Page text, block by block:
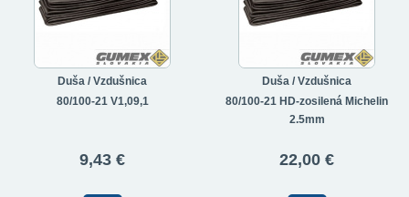
Duša / Vzdušnica
80/100-21 V1,09,1
9,43 €
Duša / Vzdušnica
80/100-21 HD-zosilená Michelin
2.5mm
22,00 €